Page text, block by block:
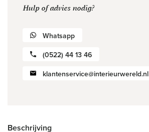
Hulp of advies nodig?
Whatsapp
(0522) 44 13 46
klantenservice@interieurwereld.nl
Beschrijving